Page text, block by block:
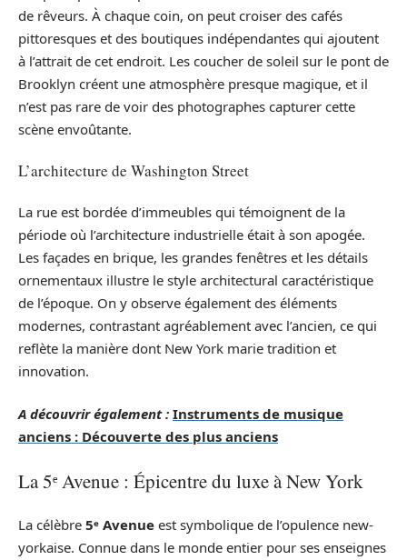
de rêveurs. À chaque coin, on peut croiser des cafés
pittoresques et des boutiques indépendantes qui ajoutent
à l’attrait de cet endroit. Les coucher de soleil sur le pont de
Brooklyn créent une atmosphère presque magique, et il
n’est pas rare de voir des photographes capturer cette
scène envoûtante.
L’architecture de Washington Street
La rue est bordée d’immeubles qui témoignent de la
période où l’architecture industrielle était à son apogée.
Les façades en brique, les grandes fenêtres et les détails
ornementaux illustre le style architectural caractéristique
de l’époque. On y observe également des éléments
modernes, contrastant agréablement avec l’ancien, ce qui
reflète la manière dont New York marie tradition et
innovation.
A découvrir également : Instruments de musique
anciens : Découverte des plus anciens
La 5ᵉ Avenue : Épicentre du luxe à New York
La célèbre 5ᵉ Avenue est symbolique de l’opulence new-
yorkaise. Connue dans le monde entier pour ses enseignes